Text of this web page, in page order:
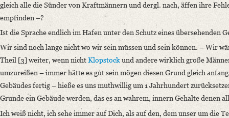
gleich alle die Sünder von Kraftmännern und dergl. nach, äffen ihre
empfinden –?
Ist die Sprache endlich im Hafen unter den Schutz eines übersehenden
Wir sind noch lange nicht wo wir sein müssen und sein können. – Wir
Theil [3] weiter, wenn nichtKlopstockund andere wirklich große
umzureißen – immer hätte es gut sein mögen diesen Grund gleich
Gebäudes fertig – hieße es uns muthwillig um 1 Jahrhundert
Grunde ein Gebäude werden, das es an wahrem, innern Gehalte denen
Ich weiß nicht, ich sehe immer auf Dich, als auf den, dem unser um die